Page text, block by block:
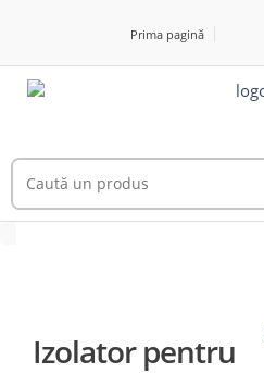
Prima pagină
Izolator pentru